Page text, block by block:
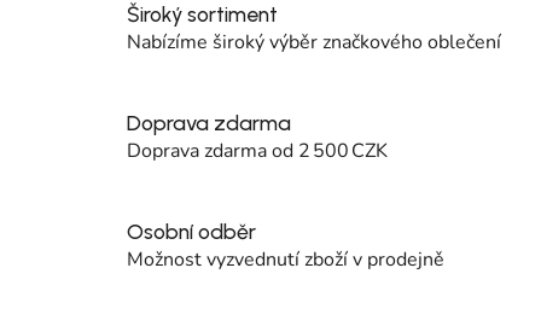
Široký sortiment
Nabízíme široký výběr značkového oblečení
Doprava zdarma
Doprava zdarma od 2 500 CZK
Osobní odběr
Možnost vyzvednutí zboží v prodejně